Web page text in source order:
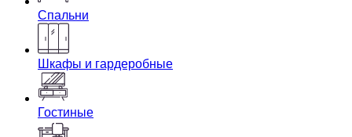
Спальни
Шкафы и гардеробные
Гостиные